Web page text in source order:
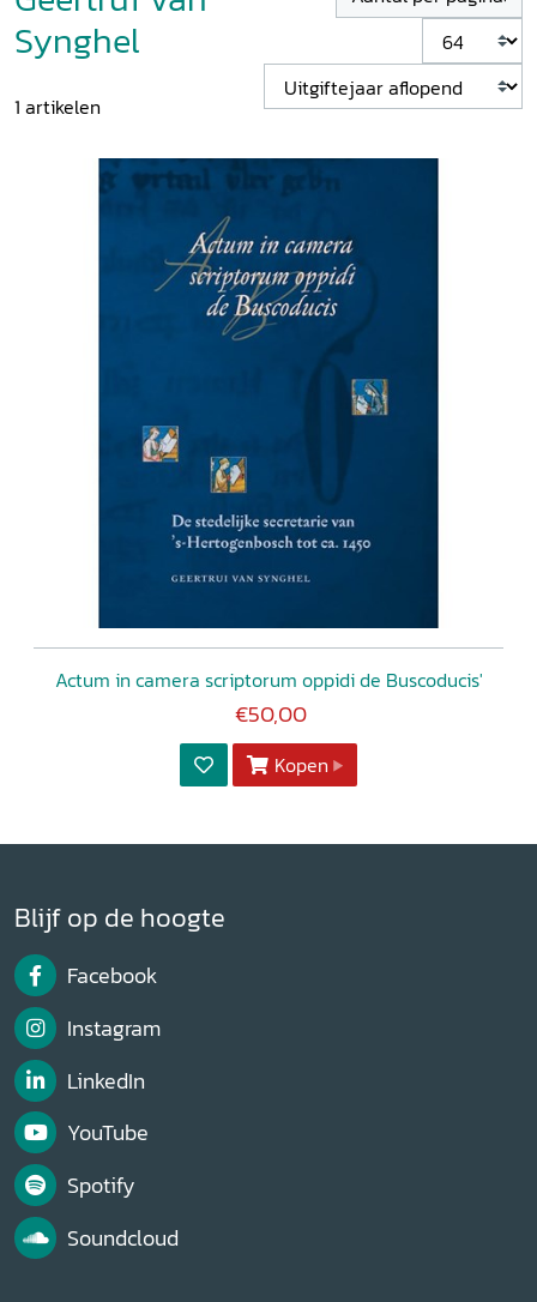
Synghel
1 artikelen
Actum in camera scriptorum oppidi de Buscoducis'
€50,00
Kopen
Blijf op de hoogte
Facebook
Instagram
LinkedIn
YouTube
Spotify
Soundcloud